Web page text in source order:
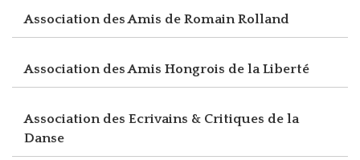
Association des Amis de Romain Rolland
Association des Amis Hongrois de la Liberté
Association des Ecrivains & Critiques de la
Danse